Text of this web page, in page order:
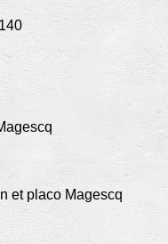
et placo Magescq